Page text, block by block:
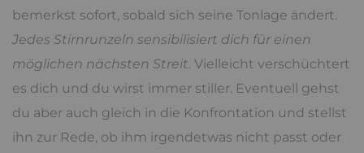
bemerkst sofort, sobald sich seine Tonlage ändert.
Jedes Stirnrunzeln sensibilisiert dich für einen
möglichen nächsten Streit. Vielleicht verschüchtert
es dich und du wirst immer stiller. Eventuell gehst
du aber auch gleich in die Konfrontation und stellst
ihn zur Rede, ob ihm irgendetwas nicht passt oder